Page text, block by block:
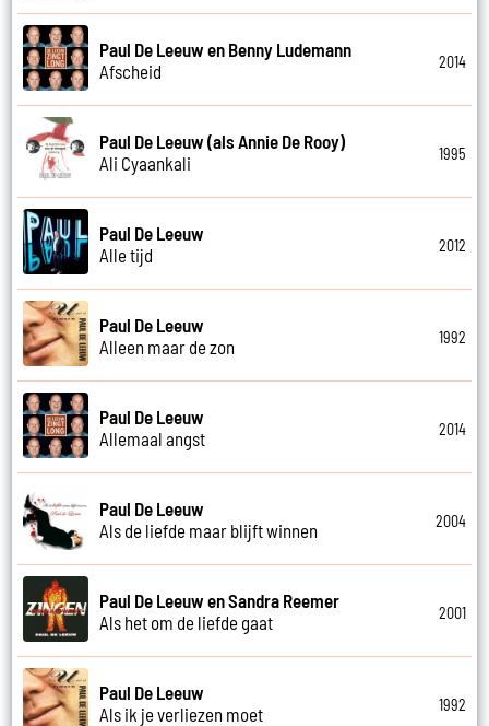
Paul De Leeuw en Benny Ludemann
Afscheid
2014
Paul De Leeuw (als Annie De Rooy)
Ali Cyaankali
1995
Paul De Leeuw
Alle tijd
2012
Paul De Leeuw
Alleen maar de zon
1992
Paul De Leeuw
Allemaal angst
2014
Paul De Leeuw
Als de liefde maar blijft winnen
2004
Paul De Leeuw en Sandra Reemer
Als het om de liefde gaat
2001
Paul De Leeuw
Als ik je verliezen moet
1992